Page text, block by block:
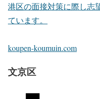
港区の面接対策に際し志
ています。
koupen-koumuin.com
文京区